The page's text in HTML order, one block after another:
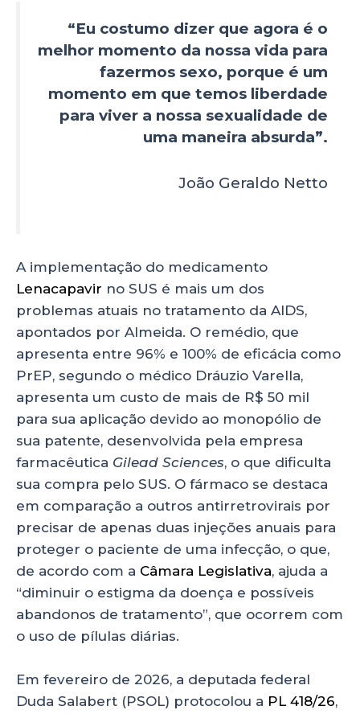
“Eu costumo dizer que agora é o
melhor momento da nossa vida para
fazermos sexo, porque é um
momento em que temos liberdade
para viver a nossa sexualidade de
uma maneira absurda”.
João Geraldo Netto
A implementação do medicamento
Lenacapavir no SUS é mais um dos
problemas atuais no tratamento da AIDS,
apontados por Almeida. O remédio, que
apresenta entre 96% e 100% de eficácia como
PrEP, segundo o médico Dráuzio Varella,
apresenta um custo de mais de R$ 50 mil
para sua aplicação devido ao monopólio de
sua patente, desenvolvida pela empresa
farmacêutica Gilead Sciences, o que dificulta
sua compra pelo SUS. O fármaco se destaca
em comparação a outros antirretrovirais por
precisar de apenas duas injeções anuais para
proteger o paciente de uma infecção, o que,
de acordo com a Câmara Legislativa, ajuda a
“diminuir o estigma da doença e possíveis
abandonos de tratamento”, que ocorrem com
o uso de pílulas diárias.
Em fevereiro de 2026, a deputada federal
Duda Salabert (PSOL) protocolou a PL 418/26,